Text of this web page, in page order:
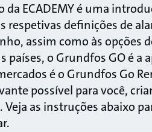
da ECADEMY é uma
respetivas definições de
assim como às opções
países, o Grundfos GO é a
é o Grundfos Go
possível para você,
Veja as instruções abaixo